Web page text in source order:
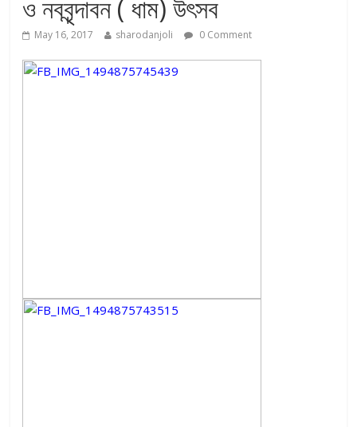
ও নববৃন্দাবন ( ধাম) উৎসব
May 16, 2017 sharodanjoli 0 Comment